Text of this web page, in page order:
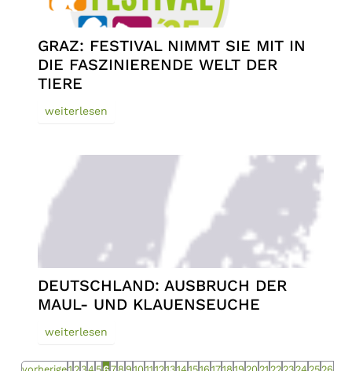
GRAZ: FESTIVAL NIMMT SIE MIT IN
DIE FASZINIERENDE WELT DER
TIERE
weiterlesen
DEUTSCHLAND: AUSBRUCH DER
MAUL- UND KLAUENSEUCHE
weiterlesen
vorherige1 234 567 8 9 10 11 1213141516 1718 19 20 21 2223242526